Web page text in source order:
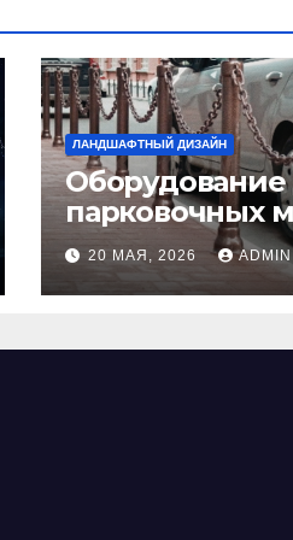
ЛАНДШАФТНЫЙ ДИЗАЙН
Оборудование
парковочных
виды,
нормы
20 МАЯ, 2026 ADMIN